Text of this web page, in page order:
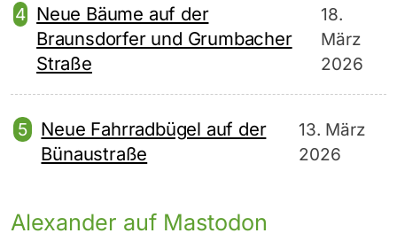
Neue Bäume auf der
Braunsdorfer und Grumbacher
Straße
18.
März
2026
Neue Fahrradbügel auf der
Bünaustraße
13. März
2026
Alexander auf Mastodon